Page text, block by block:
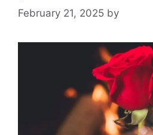
February 21, 2025 by